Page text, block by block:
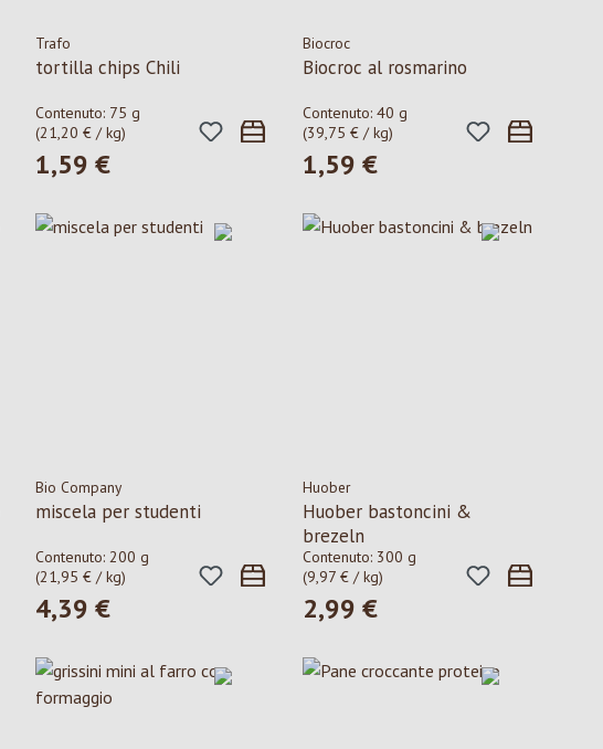
Trafo
tortilla chips Chili
Contenuto: 75 g
(21,20 € / kg)
Prezzo normale:
1,59 €
Biocroc
Biocroc al rosmarino
Contenuto: 40 g
(39,75 € / kg)
Prezzo normale:
1,59 €
Bio Company
miscela per studenti
Contenuto: 200 g
(21,95 € / kg)
Prezzo normale:
4,39 €
Huober
Huober bastoncini &
brezeln
Contenuto: 300 g
(9,97 € / kg)
Prezzo normale:
2,99 €